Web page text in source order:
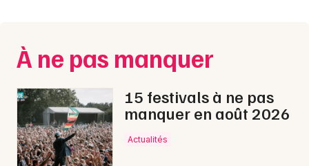
Concerts
Sports
Soirées
Sorties famille
Nice
Paris
Strasbourg
Toulouse
À ne pas manquer
15 festivals à ne pas
manquer en août 2026
Actualités